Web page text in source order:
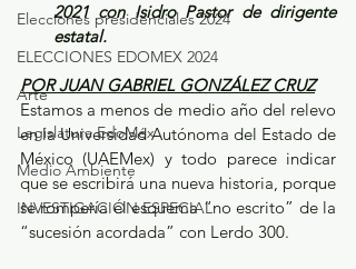
Elecciones presidenciales 2024
ELECCIONES EDOMEX 2024
Arte
Legislatura EdoMéx
Medio Ambiente
INVESTIGACIÓN ESPECIAL
2021 con Isidro Pastor de dirigente
estatal.
POR JUAN GABRIEL GONZÁLEZ CRUZ
Estamos a menos de medio año del relevo
en la Universidad Autónoma del Estado de
México (UAEMex) y todo parece indicar
que se escribirá una nueva historia, porque
se rompería el esquema “no escrito” de la
“sucesión acordada” con Lerdo 300.